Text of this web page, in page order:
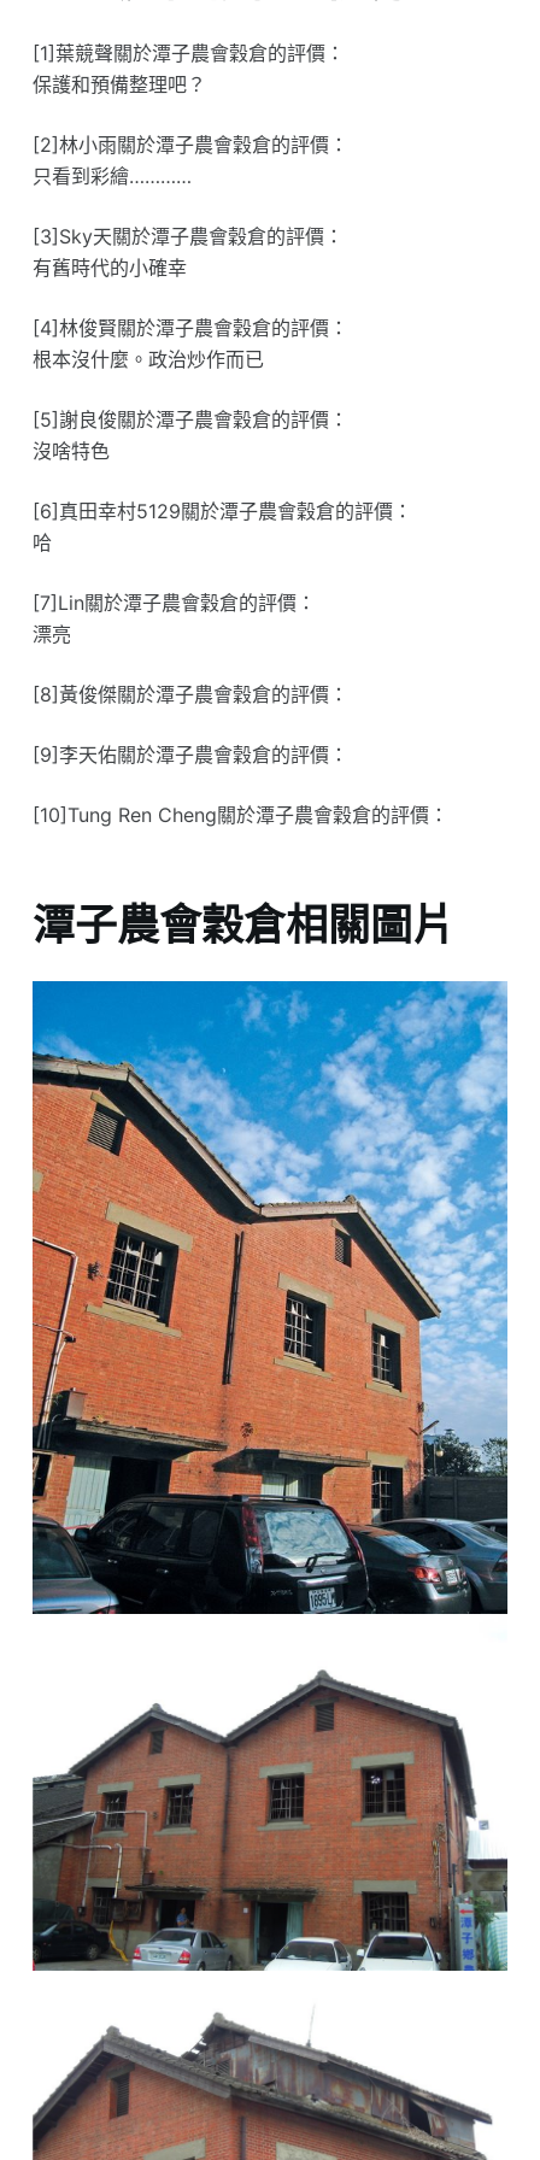
[1]葉競聲關於潭子農會穀倉的評價：
保護和預備整理吧？
[2]林小雨關於潭子農會穀倉的評價：
只看到彩繪…………
[3]Sky天關於潭子農會穀倉的評價：
有舊時代的小確幸
[4]林俊賢關於潭子農會穀倉的評價：
根本沒什麼。政治炒作而已
[5]謝良俊關於潭子農會穀倉的評價：
沒啥特色
[6]真田幸村5129關於潭子農會穀倉的評價：
哈
[7]Lin關於潭子農會穀倉的評價：
漂亮
[8]黃俊傑關於潭子農會穀倉的評價：
[9]李天佑關於潭子農會穀倉的評價：
[10]Tung Ren Cheng關於潭子農會穀倉的評價：
潭子農會穀倉相關圖片